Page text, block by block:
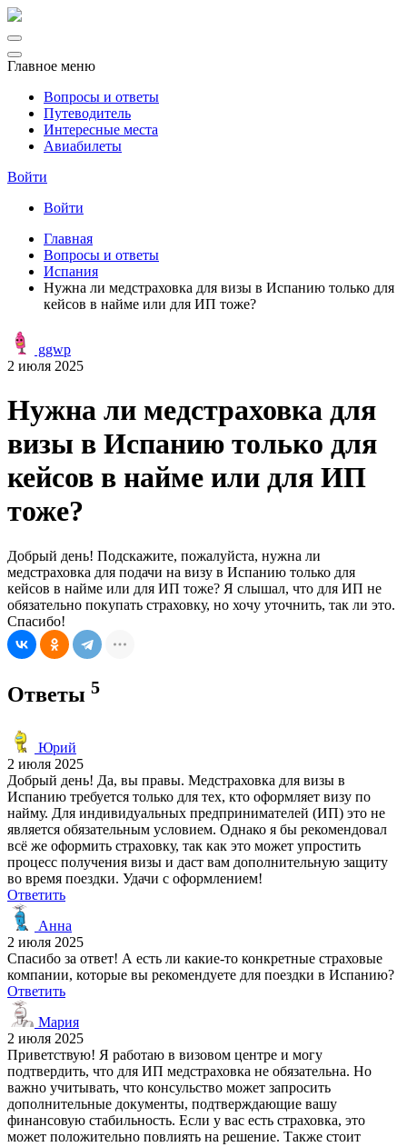
Главное меню
Вопросы и ответы
Путеводитель
Интересные места
Авиабилеты
Войти
Войти
Главная
Вопросы и ответы
Испания
Нужна ли медстраховка для визы в Испанию только для
кейсов в найме или для ИП тоже?
ggwp
2 июля 2025
Нужна ли медстраховка для
визы в Испанию только для
кейсов в найме или для ИП
тоже?
Добрый день! Подскажите, пожалуйста, нужна ли
медстраховка для подачи на визу в Испанию только для
кейсов в найме или для ИП тоже? Я слышал, что для ИП не
обязательно покупать страховку, но хочу уточнить, так ли это.
Спасибо!
Ответы 5
Юрий
2 июля 2025
Добрый день! Да, вы правы. Медстраховка для визы в
Испанию требуется только для тех, кто оформляет визу по
найму. Для индивидуальных предпринимателей (ИП) это не
является обязательным условием. Однако я бы рекомендовал
всё же оформить страховку, так как это может упростить
процесс получения визы и даст вам дополнительную защиту
во время поездки. Удачи с оформлением!
Ответить
Анна
2 июля 2025
Спасибо за ответ! А есть ли какие-то конкретные страховые
компании, которые вы рекомендуете для поездки в Испанию?
Ответить
Мария
2 июля 2025
Приветствую! Я работаю в визовом центре и могу
подтвердить, что для ИП медстраховка не обязательна. Но
важно учитывать, что консульство может запросить
дополнительные документы, подтверждающие вашу
финансовую стабильность. Если у вас есть страховка, это
может положительно повлиять на решение. Также стоит